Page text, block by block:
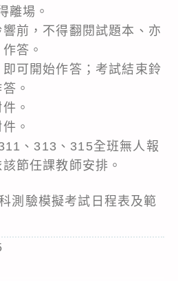
離場。
前，不得翻閱試題本、亦
答。
可開始作答；考試結束鈴
。
。
。
、313、315全班無人報
節任課教師安排。
測驗模擬考試日程表及範